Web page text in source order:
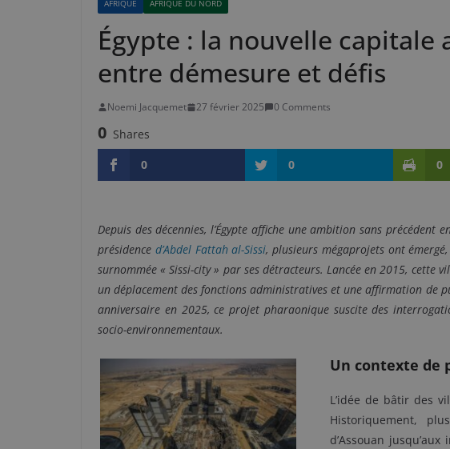
AFRIQUE AFRIQUE DU NORD
Égypte : la nouvelle capitale
entre démesure et défis
Noemi Jacquemet 27 février 2025 0 Comments
0 Shares
0
0 0
Depuis des décennies, l’Égypte affiche une ambition sans précédent
présidence d’Abdel Fattah al-Sissi, plusieurs mégaprojets ont
surnommée « Sissi-city » par ses détracteurs. Lancée en 2015, cette
un déplacement des fonctions administratives et une affirmation de
anniversaire en 2025, ce projet pharaonique suscite des
socio-environnementaux.
Un contexte de
L’idée de bâtir des
Historiquement,
d’Assouan